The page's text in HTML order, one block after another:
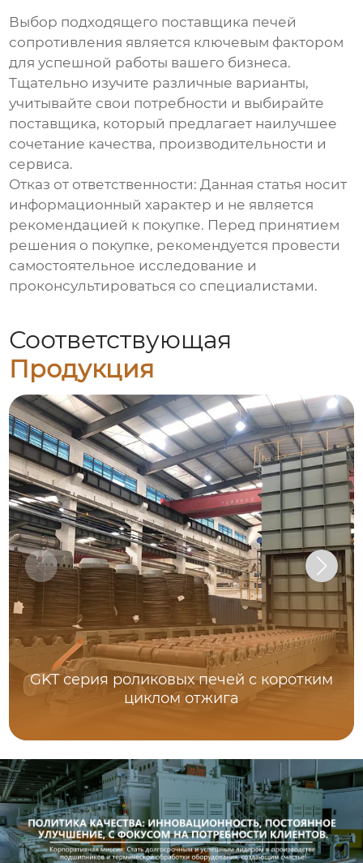
Выбор подходящего поставщика печей
сопротивления является ключевым фактором
для успешной работы вашего бизнеса.
Тщательно изучите различные варианты,
учитывайте свои потребности и выбирайте
поставщика, который предлагает наилучшее
сочетание качества, производительности и
сервиса.
Отказ от ответственности: Данная статья носит
информационный характер и не является
рекомендацией к покупке. Перед принятием
решения о покупке, рекомендуется провести
самостоятельное исследование и
проконсультироваться со специалистами.
Соответствующая
Продукция
GKT серия роликовых печей с коротким
циклом отжига